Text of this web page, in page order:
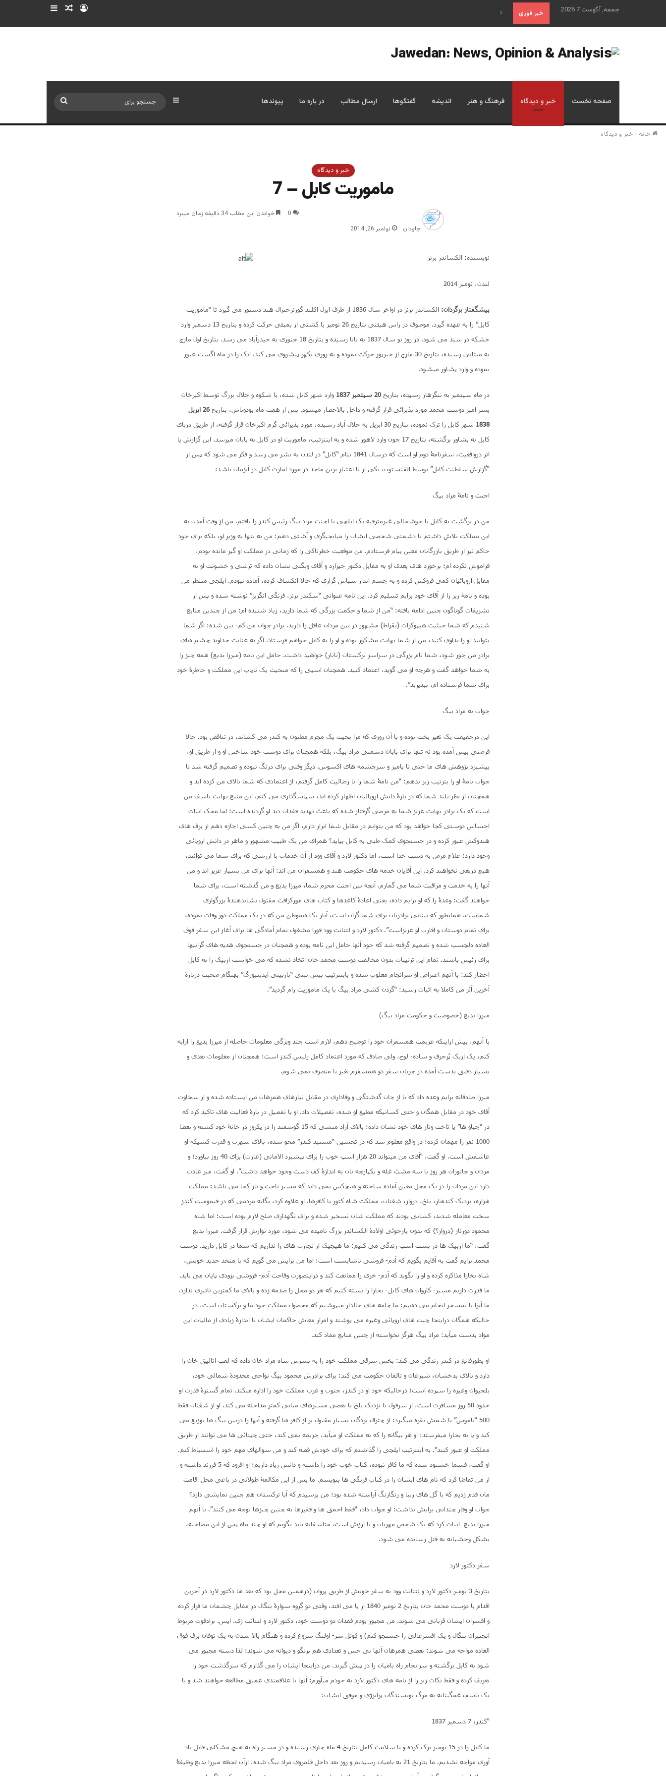
جمعه, آگوست 7 2026 خبر فوری علم تاریخ ورود نوشته تصادفی
صفحه نخست خبر و دیدگاه فرهنگ و هنر اندیشه گفتگوها ارسال مطالب در باره ما پیوندها سایدبار
خانه /خبر و دیدگاه
خبر و دیدگاه
ماموریت کابل – 7
جاودان نوامبر 26, 2014
0 خواندن این مطلب 34 دقیقه زمان میبرد
نویسنده: الکساندر برنز
لندن، نومبر
پیشگفتار برگردان:
الکساندر برنز در اواخر سال 1836 از طرف ایرل اکلند گورنرجنرال هند دستور می گیرد تا “ماموریت
کابل” را به عهده گیرد. موصوف در راس هیئتی بتاریخ 26 نومبر با کشتی از بمبئی حرکت کرده و بتاریخ 13 دسمبر وارد
خشکه در سند می شود. در روز نو سال 1837 به تاتا رسیده و بتاریخ 18 جنوری به حیدرآباد می رسد. بتاریخ اول مارچ
به میتانی رسیده، بتاریخ 30 مارچ از خیرپور حرکت نموده و به روری بکهر پیشروی می کند. اتک را در ماه اگست عبور
نموده و وارد پشاور میشود.
در ماه سپتمبر به ننگرهار رسیده، بتاریخ 20 سپتمبر 1837
وارد شهر کابل شده، با شکوه و جلال بزرگ توسط اکبرخان
پسر امیر دوست محمد مورد پذیرائی قرار گرفته و داخل بالاحصار میشود. پس از هفت ماه بودوباش، بتاریخ
26 اپریل
1838
شهر کابل را ترک نموده، بتاریخ 30 اپریل به جلال آباد رسیده، مورد پذیرائی گرم اکبرخان قرار گرفته، از طریق دریای
کابل به پشاور برگشته، بتاریخ 17 جون وارد لاهور شده و به اینترتیب، ماموریت او در کابل به پایان میرسد. این گزارش یا
اثر درواقعیت، سفرنامۀ دوم او است که درسال 1841 بنام “کابل” در لندن به نشر می رسد و فکر می شود که پس از
“گزارش سلطنت کابل” توسط الفنستون، یکی از با اعتبار ترین ماخذ در مورد امارت کابل در آنزمان باشد:
اجنت و نامۀ مراد بیگ
من در برگشت به کابل با خوشحالی غیرمترقبه یک ایلچی یا اجنت مراد بیگ رئیس کندز را یافتم. من از وقت آمدن به
این مملکت تلاش داشتم تا دشمنی شخصی ایشان را میانجیگری و آشتی دهم: من نه تنها به وزیر او، بلکه برای خود
حاکم نیز از طریق بازرگانان معین پیام فرستادم. من موقعیت خطرناکی را که زمانی در مملکت او گیر مانده بودم،
فراموش نکرده ام؛ برخورد های بعدی او به مقابل دکتور جیرارد و آقای ویگنی نشان داده که ترشی و خشونت او به
مقابل اروپائیان کمی فروکش کرده و به چشم انداز سپاس گزاری که حالا انکشاف کرده، آماده نبودم. ایلچی منتظر من
بوده و نامۀ زیر را از آقای خود برایم تسلیم کرد. این نامه عنوانی “سکندر برنز، فرنگی انگریز” نوشته شده و پس از
تشریفات گوناگون چنین ادامه یافته: “من از شما و حکمت بزرگی که شما دارید، زیاد شنیده ام: من از چندین منابع
شنیدم که شما حیثیت هیپوکرات (بقراط) مشهور در بین مردان عاقل را دارید. برادر جوان من کم- بین شده: اگر شما
بتوانید او را تداوی کنید، من از شما نهایت مشکور بوده و او را به کابل خواهم فرستاد. اگر به عنایت خداوند چشم های
برادر من جور شود، شما نام بزرگی در سراسر ترکستان (تاتار) خواهید داشت. حامل این نامه (میرزا بدیع) همه چیز را
به شما خواهد گفت و هرچه او می گوید، اعتماد کنید. همچنان اسپی را که منحیث یک نایاب این مملکت و خاطرۀ خود
برای شما فرستاده ام، بپذیرید”.
جواب به مراد بیگ
این درحقیقت یک تغیر بخت بوده و با آن روزی که مرا بحیث یک مجرم مظنون به کندز می کشاند، در تناقض بود. حالا
فرصتی پیش آمده بود نه تنها برای پایان دشمنی مراد بیگ، بلکه همچنان برای دوست خود ساختن او و از طریق او،
پیشبرد پژوهش های ما حتی تا پامیر و سرچشمه های اکسوس. دیگر وقتی برای درنگ نبوده و تصمیم گرفته شد تا
جواب نامۀ او را بترتیب زیر بدهم: “من نامۀ شما را با رضائیت کامل گرفتم، از اعتمادی که شما بالای من کرده اید و
همچنان از نظر بلند شما که در بارۀ دانش اروپائیان اظهار کرده اید، سپاسگذاری می کنم. این منبع نهایت تاسف من
است که یک برادر نهایت عزیز شما به مرضی گرفتار شده که باعث تهدید فقدان دید او گردیده است؛ اما محک اثبات
احساس دوستی کجا خواهد بود که من بتوانم در مقابل شما ابراز دارم، اگر من به چنین کسی اجازه دهم از برف های
هندوکش عبور کرده و در جستجوی کمک طبی به کابل بیاید؟ همرای من یک طبیب مشهور و ماهر در دانش اروپائی
وجود دارد: علاج مرض به دست خدا است، اما دکتور لارد و آقای وود از آن خدمات با ارزشی که برای شما می توانند،
هیچ دریغی نخواهند کرد. این آقایان خدمه های حکومت هند و همسفران من اند: آنها برای من بسیار عزیز اند و من
آنها را به خدمت و مراقبت شما می گمارم. آنچه بین اجنت محرم شما، میرزا بدیع و من گذشته است، برای شما
خواهند گفت: وعدۀ را که او برایم داده، یعنی اعادۀ کاغذها و کتاب های مورکرافت مقتول نشاندهندۀ بزرگواری
شماست. همانطور که بینائی برادرتان برای شما گران است، آثار یک هموطن من که در یک مملکت دور وفات نموده،
برای تمام دوستان و اقارب او عزیزاست”. دکتور لارد و لتنانت وود فورا مشغول تمام آمادگی ها برای آغاز این سفر فوق
العاده دلچسب شده و تصمیم گرفته شد که خود آنها حامل این نامه بوده و همچنان در جستجوی هدیه های گرانبها
برای رئیس باشند. تمام این ترتیبات بدون مخالفت دوست محمد خان اتخاذ نشده که می خواست ازبیک را به کابل
احضار کند: با آنهم اعتراض او سرانجام مغلوب شده و باینترتیب پیش بینی “بازبینی ایدینبورگ” بهنگام صحبت دربارۀ
آخرین آثر من کاملا به اثبات رسید: “گردن کشی مراد بیگ با یک ماموریت رام گردید”.
میرزا بدیع (خصوصیت و حکومت مراد بیگ)
با آنهم، پیش ازاینکه عزیمت همسفران خود را توضیح دهم، لازم است چند ویژگی معلومات حاصله از میرزا بدیع را ارایه
کنم، یک ازبک پُرحرف و ساده- لوح، ولی صادق که مورد اعتماد کامل رئیس کندز است؛ همچنان از معلومات بعدی و
بسیار دقیق بدست آمده در جریان سفر دو همسفرم تغیر یا منصرف نمی شوم.
میرزا صادقانه برایم وعده داد که با از جان گذشتگی و وفاداری در مقابل نیازهای همرهان من ایستاده شده و از سخاوت
آقای خود در مقابل همگان و حتی کسانیکه مطیع او شده، تفصیلات داد. او با تفصیل در بارۀ فعالیت های تاکید کرد که
در “چپاو ها” یا تاخت وتاز های خود نشان داده؛ بالای آزاد منشی که 15 گوسفند را در یکروز در خانۀ خود کشته و بعضا
1000 نفر را مهمان کرده؛ در واقع معلوم شد که در تحسین “مستبد کندز” محو شده، بالای شهرت و قدرت کسیکه او
عاشقش است. او گفت، “آقای من میتواند 20 هزار اسپ خوب را برای پیشبرد الامانی (غارت) برای 40 روز بیاورد؛ و
مردان و جانوران هر روز با سه مشث غله و یکپارچه نان به اندازۀ کف دست وجود خواهد داشت”. او گفت، میر عادت
دارد این مردان را در یک محل معین آماده ساخته و هیچکس نمی داند که مسیر تاخت و تاز کجا می باشد: مملکت
هزاره، نزدیک کندهار، بلخ، درواز، شغنان، مملکت شاه کتور یا کافرها. او علاوه کرد، یگانه مردمی که در قیمومیت کندز
سخت معامله شدند، کسانی بودند که مملکت شان تسخیر شده و برای نگهداری صلح لازم بوده است؛ اما شاه
محمود دورناز {درواز؟} که بدون بازجوئی اولادۀ الکساندر بزرگ نامیده می شود، مورد نوازش قرار گرفت. میرزا بدیع
گفت، “ما ازبیک ها در پشت اسپ زندگی می کنیم: ما هیچیک از تجارت های را نداریم که شما در کابل دارید. دوست
محمد برایم گفت به آقایم بگویم که آدم- فروشی ناشایست است؛ اما من برایش می گویم که با متحد جدید خویش،
شاه بخارا مذاکره کرده و او را بگوید که آدم- خری را ممانعت کند و دراینصورت وقاحت آدم- فروشی بزودی پایان می یابد.
ما قدرت داریم مسیر- کاروان های کابل- بخارا را بسته کنیم که هر دو محل را صدمه زده و بالای ما کمترین تاثیری ندارد.
ما آنرا با تمسخر انجام می دهیم: ما جامه های خالدار میپوشیم که محصول مملکت خود ما و ترکستان است، در
حالیکه همگان دراینجا چیت های اروپائی وغیره می پوشند و امرار معاش حاکمان ایشان تا اندازۀ زیادی از مالیات این
مواد بدست میآید: مراد بیگ هرگز نخواسته از چنین منابع مفاد کند.
او بطورقانع در کندز زندگی می کند: بخش شرقی مملکت خود را به پسرش شاه مراد خان داده که لقب اتالیق خان را
دارد و بالای بدخشان، شبرغان و تالقان حکومت می کند: برای برادرش محمود بیگ نواحی محدودۀ شمالی خود،
بلجیوان وغیره را سپرده است؛ درحالیکه خود او در کندز، جنوب و غرب مملکت خود را اداره میکند. تمام گسترۀ قدرت او
حدود 50 روز مسافرت است، از سرقول تا نزدیک بلخ با بعضی مسیرهای میانی کمتر مداخله می کند. او از شغنان فقط
500 “یاموس” یا شمش نقره میگیرد: از چترال بردگان بسیار مقبول تر از کافر ها گرفته و آنها را دربین بیگ ها توزیع می
کند و یا به بخارا میفرستد: او هر بیگانه را که به مملکت او میآید، جریمه نمی کند، حتی چینائی ها می توانند از طریق
مملکت او عبور کنند”. به اینترتیب ایلچی را گذاشتم که برای خودش قصه کند و من سوالهای مهم خود را استنباط کنم.
او گفت، قسما خشنود شده که ما کافر نبوده، کتاب خوب خود را داشته و دانش زیاد داریم؛ او افزود که 5 فرزند داشته و
از من تقاضا کرد که نام های ایشان را در کتاب فرنگی ها بنویسم. ما پس از این مکالمۀ طولانی در باغی محل اقامت
مان قدم زدیم که با گل های زیبا و رنگارنگ آراسته شده بود؛ من پرسیدم که آیا ترکستان هم چنین نمایشی دارد؟
جواب او وقار چندانی برایش نداشت: او جواب داد، “فقط احمق ها و فقیرها به چنین چیزها توجه می کنند”. با آنهم
میرزا بدیع اثبات کرد که یک شخص مهربان و با ارزش است. متاسفانه باید بگویم که او چند ماه پس از این مصاحبه،
بشکل وحشیانه به قتل رسانده می شود.
سفر دکتور لارد
بتاریخ 3 نومبر دکتور لارد و لتنانت وود به سفر خویش از طریق پروان (درهمین محل بود که بعد ها دکتور لارد در آخرین
اقدام با دوست محمد خان بتاریخ 2 نومیر 1840 از پا می افتد، وقتی دو گروه سوارۀ بنگال در مقابل چشمان ما فرار کرده
و افسران ایشان قربانی می شوند. من مجبور بودم فقدان دو دوست خود، دکتور لارد و لتنانت ژی. ایس. برادفوت مربوط
انجنیران بنگال و یک افسرعالی را جستجو کنم) و کوتل سر- اولنگ شروع کرده و هنگام بالا شدن به یک توفان برف فوق
العاده مواجه می شوند: بعضی همرهان آنها بی حس و تعدادی هم پرتگو و دیوانه می شوند؛ لذا دسته مجبور می
شود به کابل برگشته و سرانجام راه بامیان را در پیش گیرند. من دراینجا ایشان را می گذارم که سرگذشت خود را
تعریف کرده و فقط نکات زیر را از نامه های دکتور لارد به خودم میآورم: آنها با علاقمندی عمیق مطالعه خواهند شد و با
یک تاسف غمگینانه به مرگ نویسندگان پرانرژی و موفق ایشان:
“کندز، 7 دسمبر 1837
ما کابل را در 15 نومبر ترک کرده و با سلامت کامل بتاریخ 4 ماه جاری رسیده و در مسیر راه به هیچ مشکلی قابل یاد
آوری مواجه نشدیم. ما بتاریخ 21 به بامیان رسیدیم و روز بعد داخل قلمروی مراد بیگ شده، ازآن لحظه میرزا بدیع وظیفۀ